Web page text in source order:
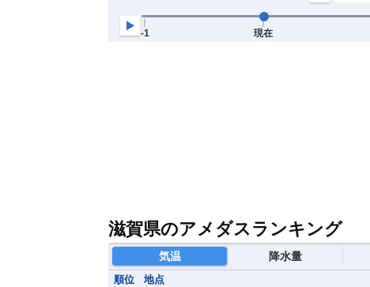
滋賀県のアメダスランキング
気温 降水量
順位 地点